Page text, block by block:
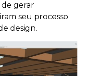
gerar
seu processo
design.